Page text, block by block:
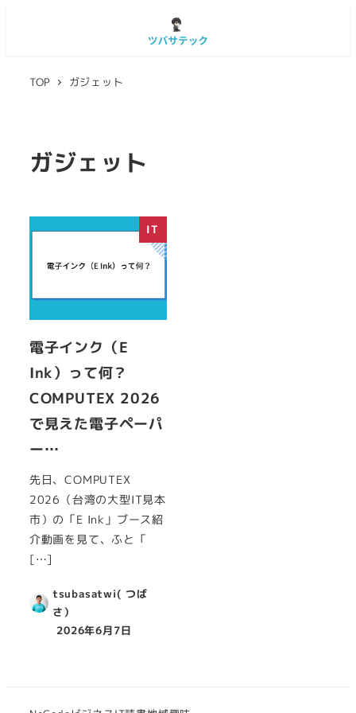
TOP ガジェット
ガジェット
IT
電子インク（E
Ink）って何？
COMPUTEX 2026
で見えた電子ペーパ
ー…
先日、COMPUTEX
2026（台湾の大型IT見本
市）の「E Ink」ブース紹
介動画を見て、ふと「
[…]
tsubasatwi( つば
さ）
2026年6月7日